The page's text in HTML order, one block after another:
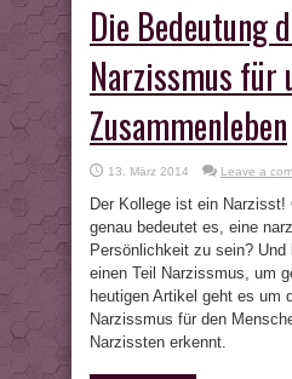
Die Bedeutung
Narzissmus für
Zusammenleben
13. März 2014 Leave a
Der Kollege ist ein Narzisst!
genau bedeutet es, eine
Persönlichkeit zu sein?
einen Teil Narzissmus, um
heutigen Artikel geht es um
Narzissmus für den
Narzissten erkennt.